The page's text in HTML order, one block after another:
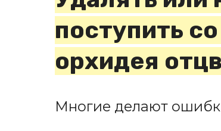
поступить
орхидея
Многие делают